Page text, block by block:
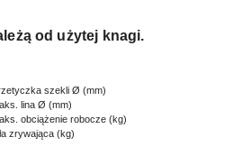
od użytej knagi.
szekli Ø (mm)
lina Ø (mm)
obciążenie robocze (kg)
zrywająca (kg)